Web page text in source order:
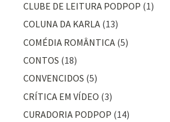
CLUBE DE LEITURA PODPOP (1)
COLUNA DA KARLA (13)
COMÉDIA ROMÂNTICA (5)
CONTOS (18)
CONVENCIDOS (5)
CRÍTICA EM VÍDEO (3)
CURADORIA PODPOP (14)